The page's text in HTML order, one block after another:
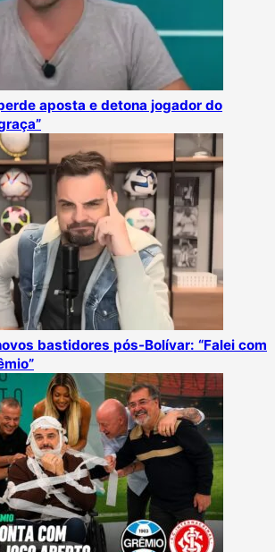
aposta e detona jogador do
bastidores pós-Bolívar: “Falei com